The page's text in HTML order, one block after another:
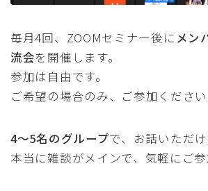
毎月4回、ZOOMセミナー後に メン
流会を開催します。
参加は自由です。
ご希望の場合のみ、ご参加ください
4〜5名のグループで、お話いただけ
本当に雑談がメインで、気軽にご参